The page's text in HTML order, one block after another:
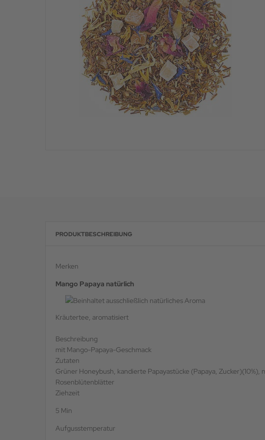
PRODUKTBESCHREIBUNG
Merken
Mango Papaya natürlich
Kräutertee, aromatisiert
Beschreibung
mit Mango-Papaya-Geschmack
Zutaten
Grüner Honeybush, kandierte Papayastücke (Papaya,
Rosenblütenblätter
Ziehzeit
5 Min
Aufgusstemperatur